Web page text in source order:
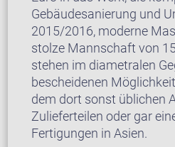
Gebäudesanierung und
2015/2016, moderne
stolze Mannschaft von
stehen im diametralen
bescheidenen
dem dort sonst üblichen
Zulieferteilen oder gar
Fertigungen in Asien.